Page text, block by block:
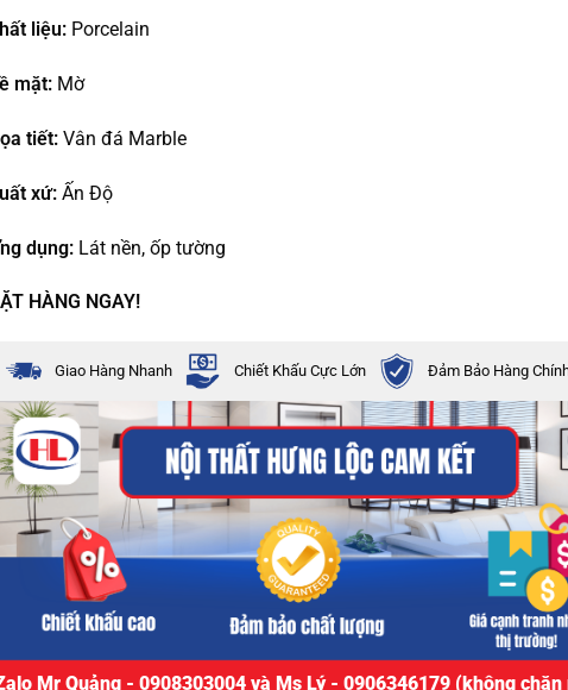
liệu: Porcelain
mặt: Mờ
tiết: Vân đá Marble
xứ: Ấn Độ
dụng: Lát nền, ốp tường
HÀNG NGAY!
Giao Hàng Nhanh Chiết Khấu Cực Lớn Đảm Bảo Hàng
Mr Quảng - 0908303004 và Ms Lý - 0906346179 (không chặn